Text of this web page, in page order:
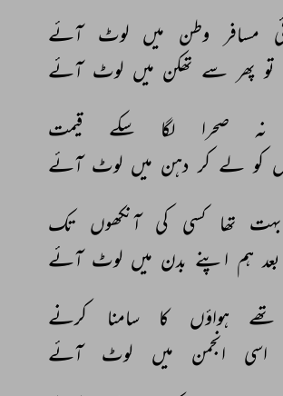
مسافر وطن میں لوٹ آئے
تو پھر سے تھکن میں لوٹ آئے
نہ صحرا لگا سکے
قیمت
کو لے کر دہن میں لوٹ آئے
بہت تھا کسی کی آنکھوں تک
بعد ہم اپنے بدن میں لوٹ آئے
تھے ہواؤں کا سامنا
کرنے
اسی انجمن میں لوٹ
آئے